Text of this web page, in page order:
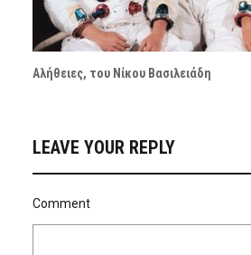
Αλήθειες, του Νίκου Βασιλειάδη
LEAVE YOUR REPLY
Comment